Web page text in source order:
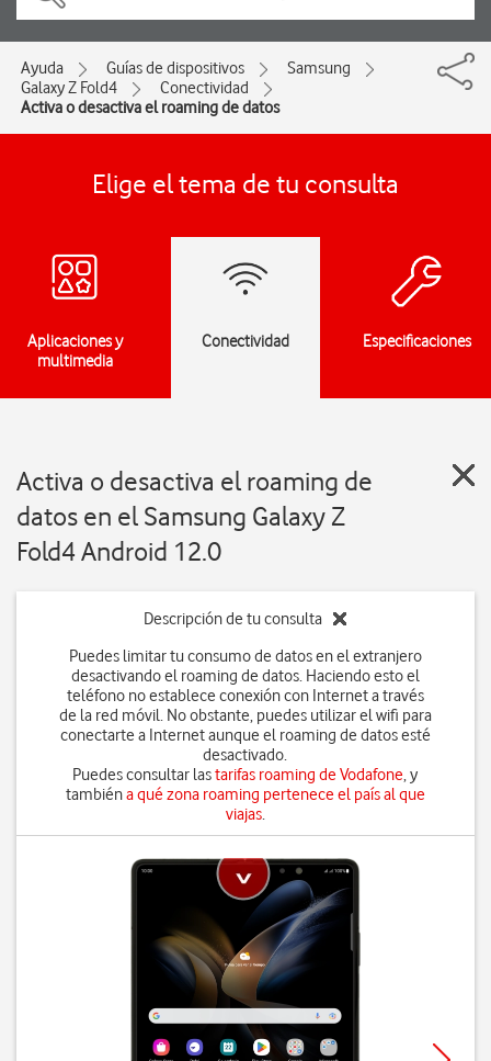
Ayuda Guías de dispositivos
Samsung
Galaxy Z Fold4
Conectividad
Activa o desactiva el roaming de datos
Elige el tema de tu consulta
Aplicaciones y
multimedia
Conectividad Especificaciones
Activa o desactiva el roaming de
datos en el Samsung Galaxy Z
Fold4 Android 12.0
Descripción de tu consulta
Puedes limitar tu consumo de datos en el extranjero
desactivando el roaming de datos. Haciendo esto el
teléfono no establece conexión con Internet a través
de la red móvil. No obstante, puedes utilizar el wifi para
conectarte a Internet aunque el roaming de datos esté
desactivado.
Puedes consultar lastarifas roaming de Vodafone, y
tambiéna qué zona roaming pertenece el país al que
viajas.